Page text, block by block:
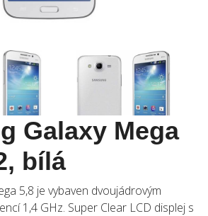
Galaxy Mega
bílá
5,8 je vybaven dvoujádrovým
1,4 GHz. Super Clear LCD displej s